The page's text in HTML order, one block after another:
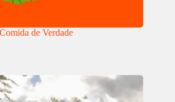
de Verdade